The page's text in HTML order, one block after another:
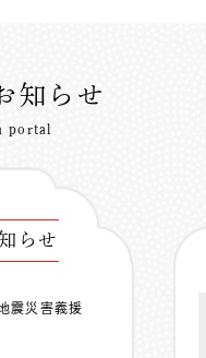
知らせ
portal
らせ
震災害義援